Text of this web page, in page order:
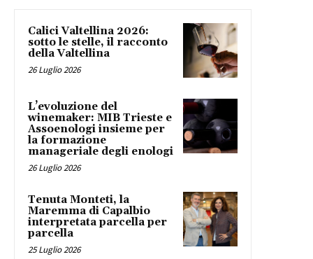
Calici Valtellina 2026:
sotto le stelle, il racconto
della Valtellina
26 Luglio 2026
L’evoluzione del
winemaker: MIB Trieste e
Assoenologi insieme per
la formazione
manageriale degli enologi
26 Luglio 2026
Tenuta Monteti, la
Maremma di Capalbio
interpretata parcella per
parcella
25 Luglio 2026